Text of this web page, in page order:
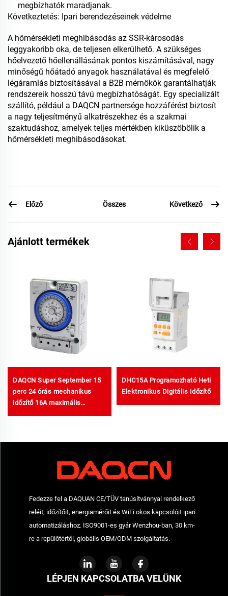
megbízhatók maradjanak.
Következtetés: Ipari berendezéseinek védelme
A hőmérsékleti meghibásodás az SSR-károsodás
leggyakoribb oka, de teljesen elkerülhető. A szükséges
hőelvezető hőellenállásának pontos kiszámításával, nagy
minőségű hőátadó anyagok használatával és megfelelő
légáramlás biztosításával a B2B mérnökök garantálhatják
rendszereik hosszú távú megbízhatóságát. Egy specializált
szállító, például a DAQCN partnersége hozzáférést biztosít
a nagy teljesítményű alkatrészekhez és a szakmai
szaktudáshoz, amelyek teljes mértékben kiküszöbölik a
hőmérsékleti meghibásodásokat.
Előző Összes Következő
Ajánlott termékek
DAQCN Super September 15
perc 24 órás mechanikus
időzítő 16A maximális
DHC15A Programozható Heti
Elektronikus Digitális Időzítő
Fedezze fel a DAQUAN CE/TÜV tanúsítvánnyal rendelkező
reléit, időzítőit, energiamérőit és WiFi okos kapcsolóit ipari
automatizáláshoz. ISO9001-es gyár Wenzhou-ban, 30 km-
re a repülőtértől, globális OEM/ODM szolgáltatás.
LÉPJEN KAPCSOLATBA VELÜNK